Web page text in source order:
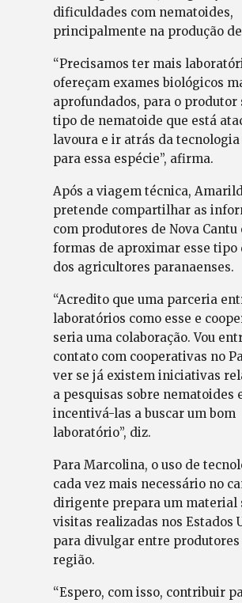
dificuldades com nematoides,
principalmente na produção
“Precisamos ter mais
ofereçam exames biológicos
aprofundados, para o produtor
tipo de nematoide que está
lavoura e ir atrás da tecnologia
para essa espécie”, afirma.
Após a viagem técnica,
pretende compartilhar as
com produtores de Nova Cantu
formas de aproximar esse tipo
dos agricultores paranaenses.
“Acredito que uma parceria
laboratórios como esse e
seria uma colaboração. Vou
contato com cooperativas no
ver se já existem iniciativas
a pesquisas sobre nematoides
incentivá-las a buscar um bom
laboratório”, diz.
Para Marcolina, o uso de
cada vez mais necessário no
dirigente prepara um material
visitas realizadas nos Estados
para divulgar entre produtores
região.
“Espero, com isso, contribuir